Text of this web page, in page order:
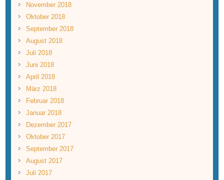
November 2018
Oktober 2018
September 2018
August 2018
Juli 2018
Juni 2018
April 2018
März 2018
Februar 2018
Januar 2018
Dezember 2017
Oktober 2017
September 2017
August 2017
Juli 2017